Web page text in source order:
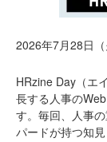
2026年7月28日
HRzine Day（エ
長する人事の
す。毎回、人事
パードが持つ知